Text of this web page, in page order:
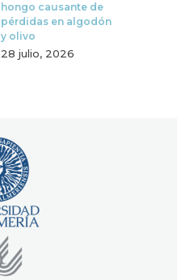
hongo causante de
pérdidas en algodón
y olivo
28 julio, 2026